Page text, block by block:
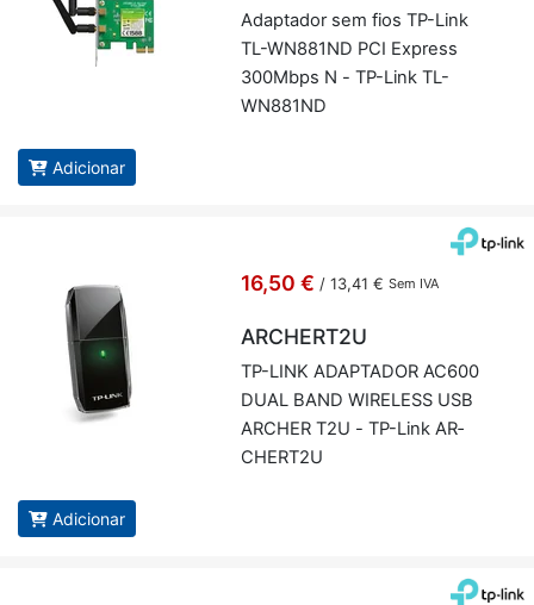
Adap­tador sem fios TP-Link
TL-WN881ND PCI Ex­press
300Mbps N - TP-Link TL-
WN881ND
Adicionar
16,50 € / 13,41 € Sem IVA
ARCHERT2U
TP-LINK ADAP­TADOR AC600
DUAL BAND WI­RE­LESS USB
AR­CHER T2U - TP-Link AR­
CHERT2U
Adicionar